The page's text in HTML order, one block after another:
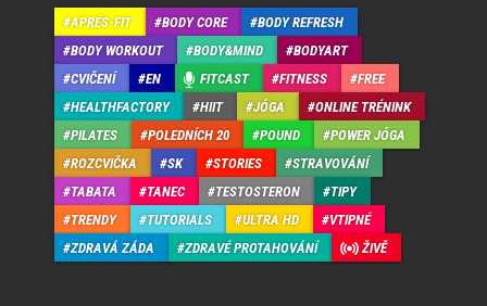
APRÉS-FIT BODY CORE
BODY REFRESH
BODY WORKOUT
BODY&MIND
BODYART
CVIČENÍ
EN FITCAST FITNESS
FREE
HEALTHFACTORY
HIIT JÓGA
ONLINE TRÉNINK
PILATES
POLEDNÍCH 20 POUND
POWER JÓGA
ROZCVIČKA
SK STORIES
STRAVOVÁNÍ
TABATA
TANEC TESTOSTERON
TIPY
TRENDY
TUTORIALS ULTRA HD
VTIPNÉ
ZDRAVÁ ZÁDA
ZDRAVÉ PROTAHOVÁNÍ ŽIVĚ